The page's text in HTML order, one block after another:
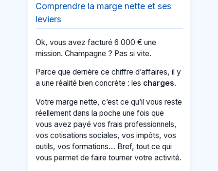
Comprendre la marge nette et ses
leviers
Ok, vous avez facturé 6 000 € une
mission. Champagne ? Pas si vite.
Parce que derrière ce chiffre d’affaires, il y
a une réalité bien concrète : les charges.
Votre marge nette, c’est ce qu’il vous reste
réellement dans la poche une fois que
vous avez payé vos frais professionnels,
vos cotisations sociales, vos impôts, vos
outils, vos formations… Bref, tout ce qui
vous permet de faire tourner votre activité.